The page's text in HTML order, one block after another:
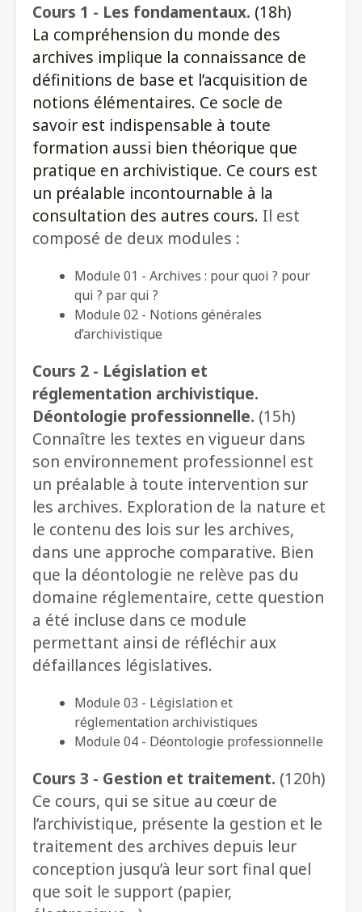
Cours 1 - Les fondamentaux. (18h)
La compréhension du monde des
archives implique la connaissance de
définitions de base et l’acquisition de
notions élémentaires. Ce socle de
savoir est indispensable à toute
formation aussi bien théorique que
pratique en archivistique. Ce cours est
un préalable incontournable à la
consultation des autres cours. Il est
composé de deux modules :
Module 01 - Archives : pour quoi ? pour
qui ? par qui ?
Module 02 - Notions générales
d’archivistique
Cours 2 - Législation et
réglementation archivistique.
Déontologie professionnelle. (15h)
Connaître les textes en vigueur dans
son environnement professionnel est
un préalable à toute intervention sur
les archives. Exploration de la nature et
le contenu des lois sur les archives,
dans une approche comparative. Bien
que la déontologie ne relève pas du
domaine réglementaire, cette question
a été incluse dans ce module
permettant ainsi de réfléchir aux
défaillances législatives.
Module 03 - Législation et
réglementation archivistiques
Module 04 - Déontologie professionnelle
Cours 3 - Gestion et traitement. (120h)
Ce cours, qui se situe au cœur de
l’archivistique, présente la gestion et le
traitement des archives depuis leur
conception jusqu’à leur sort final quel
que soit le support (papier,